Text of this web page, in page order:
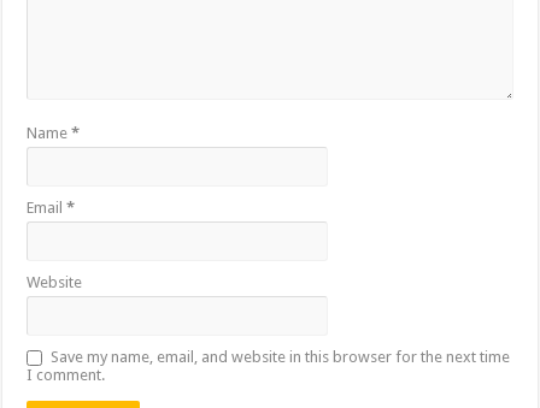
Name*
Email*
Website
Save my name, email, and website in this browser for the next time
I comment.